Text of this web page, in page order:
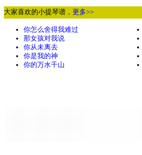
大家喜欢的小提琴谱， 更多>>
你怎么舍得我难过
那女孩对我说
你从未离去
你是我的神
你的万水千山